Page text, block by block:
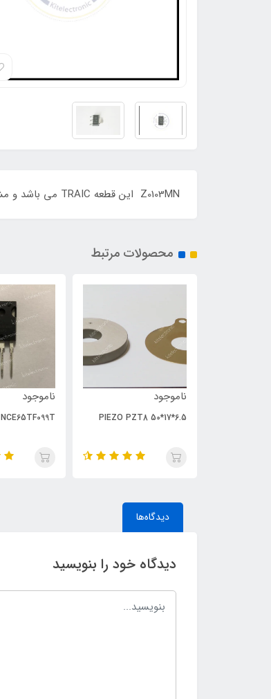
Z0103MN این قطعه TRAIC می باشد و مشخصات این قطعه 1 امپر - 600 ولت و IGT:3 ma و پکیج : SOT-223 و مارکینگ کد Z3M می باشد ORIGINAL
محصولات مرتبط
ناموجود
PIEZO PZT8 50*17*6.5
ناموجود
NCE65TF099T
دیدگاه‌ها
دیدگاه خود را بنویسید